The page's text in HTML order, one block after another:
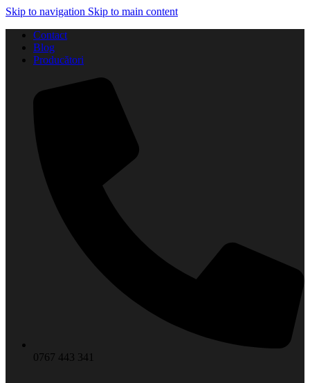
Skip to navigation Skip to main content
Contact
Blog
Producători
0767 443 341